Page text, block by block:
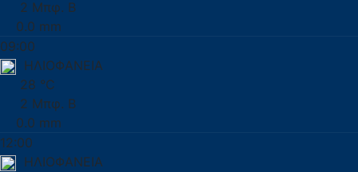
2 Μπφ. Β
0.0 mm
09:00
ΗΛΙΟΦΑΝΕΙΑ
28 °C
2 Μπφ. Β
0.0 mm
12:00
ΗΛΙΟΦΑΝΕΙΑ